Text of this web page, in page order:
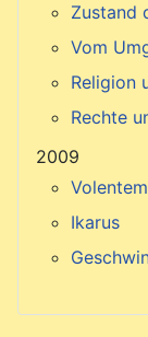
Zustand
Vom
Religion
Rechte
2009
Ikarus